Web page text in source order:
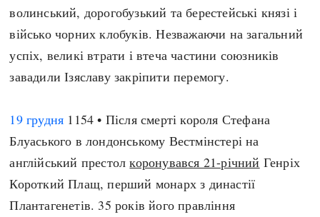
волинський, дорогобузький та берестейські князі і
військо чорних клобуків. Незважаючи на загальний
успіх, великі втрати і втеча частини союзників
завадили Ізяславу закріпити перемогу.
19 грудня 1154 • Після смерті короля Стефана
Блуаського в лондонському Вестмінстері на
англійський престолкоронувався 21-річний Генріх
Короткий Плащ, перший монарх з династії
Плантагенетів. 35 років його правління